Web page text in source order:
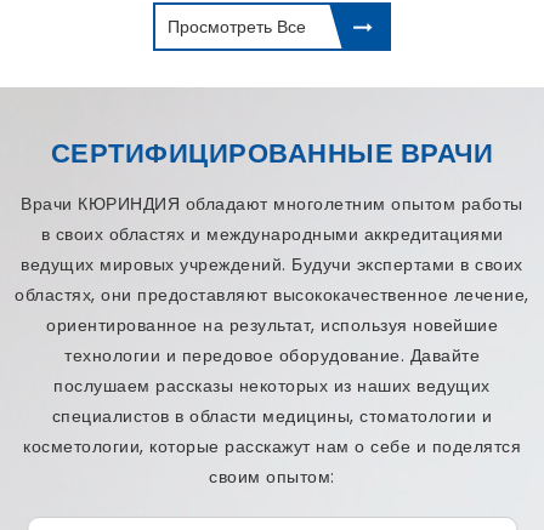
Просмотреть Все
СЕРТИФИЦИРОВАННЫЕ ВРАЧИ
Врачи КЮРИНДИЯ обладают многолетним опытом работы
в своих областях и международными аккредитациями
ведущих мировых учреждений. Будучи экспертами в своих
областях, они предоставляют высококачественное лечение,
ориентированное на результат, используя новейшие
технологии и передовое оборудование. Давайте
послушаем рассказы некоторых из наших ведущих
специалистов в области медицины, стоматологии и
косметологии, которые расскажут нам о себе и поделятся
своим опытом: